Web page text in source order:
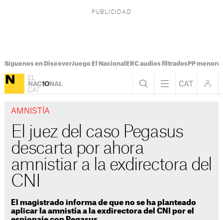
Síguenos en DiscoverJuego El Nacional ERC audios filtradosPP
AMNISTÍA
El juez del caso Pegasus
descarta por ahora
amnistiar a la exdirectora del
CNI
El magistrado informa de que no se ha planteado
aplicar la amnistía a la exdirectora del CNI por el